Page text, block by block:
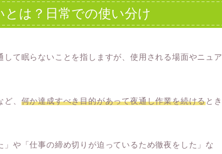
は？日常での使い分け
て眠らないことを指しますが、使用される場面やニュア
、 何か達成すべき目的があって夜通し作業を続けるとき
」や「仕事の締め切りが迫っているため徹夜をした」な